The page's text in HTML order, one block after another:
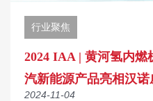
行业聚焦
2024 IAA | 黄河氢内
汽新能源产品亮相汉诺
2024-11-04